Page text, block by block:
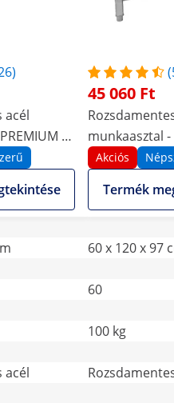
acél
-
kg -
Royal
45 060 Ft
munkaasztal -
60 cm - 250
peremmel -
Akciós
Termék
60 x 120 x 97
60
100 kg
acél